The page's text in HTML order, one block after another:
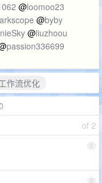
@loomoo23
@byby
@liuzhoou
passion336699
作流优化
of 2
1
2